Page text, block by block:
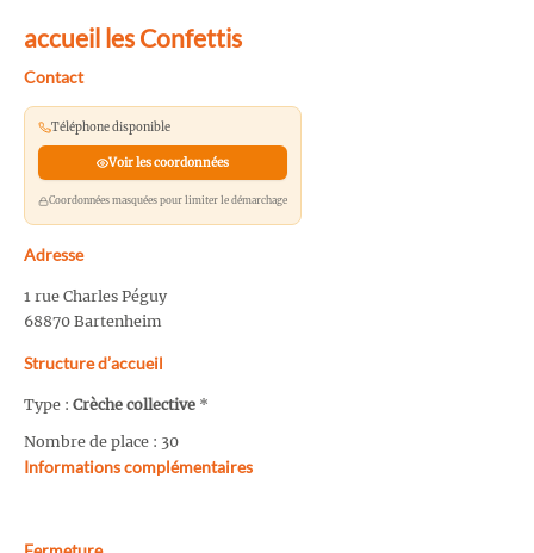
accueil les Confettis
Contact
Téléphone disponible
Voir les coordonnées
Coordonnées masquées pour limiter le démarchage
Adresse
1 rue Charles Péguy
68870 Bartenheim
Structure d’accueil
Type : Crèche collective *
Nombre de place : 30
Informations complémentaires